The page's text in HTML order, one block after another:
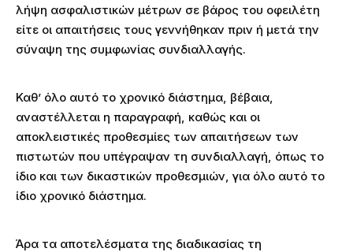
λήψη ασφαλιστικών μέτρων σε βάρος του οφειλέτη
είτε οι απαιτήσεις τους γεννήθηκαν πριν ή μετά την
σύναψη της συμφωνίας συνδιαλλαγής.
Καθ’ όλο αυτό το χρονικό διάστημα, βέβαια,
αναστέλλεται η παραγραφή, καθώς και οι
αποκλειστικές προθεσμίες των απαιτήσεων των
πιστωτών που υπέγραψαν τη συνδιαλλαγή, όπως το
ίδιο και των δικαστικών προθεσμιών, για όλο αυτό το
ίδιο χρονικό διάστημα.
Άρα τα αποτελέσματα της διαδικασίας τη